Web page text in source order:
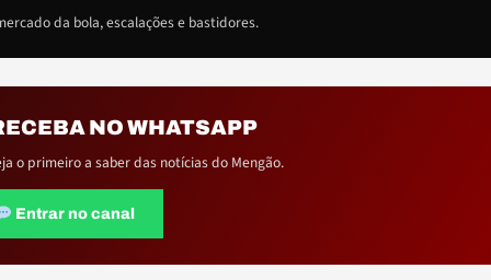
da bola, escalações e bastidores.
NO WHATSAPP
o primeiro a saber das notícias do Mengão.
Entrar no canal